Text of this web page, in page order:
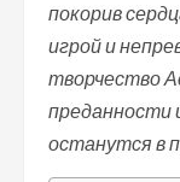
покорив
игрой и
творчество
преданности
останутся в